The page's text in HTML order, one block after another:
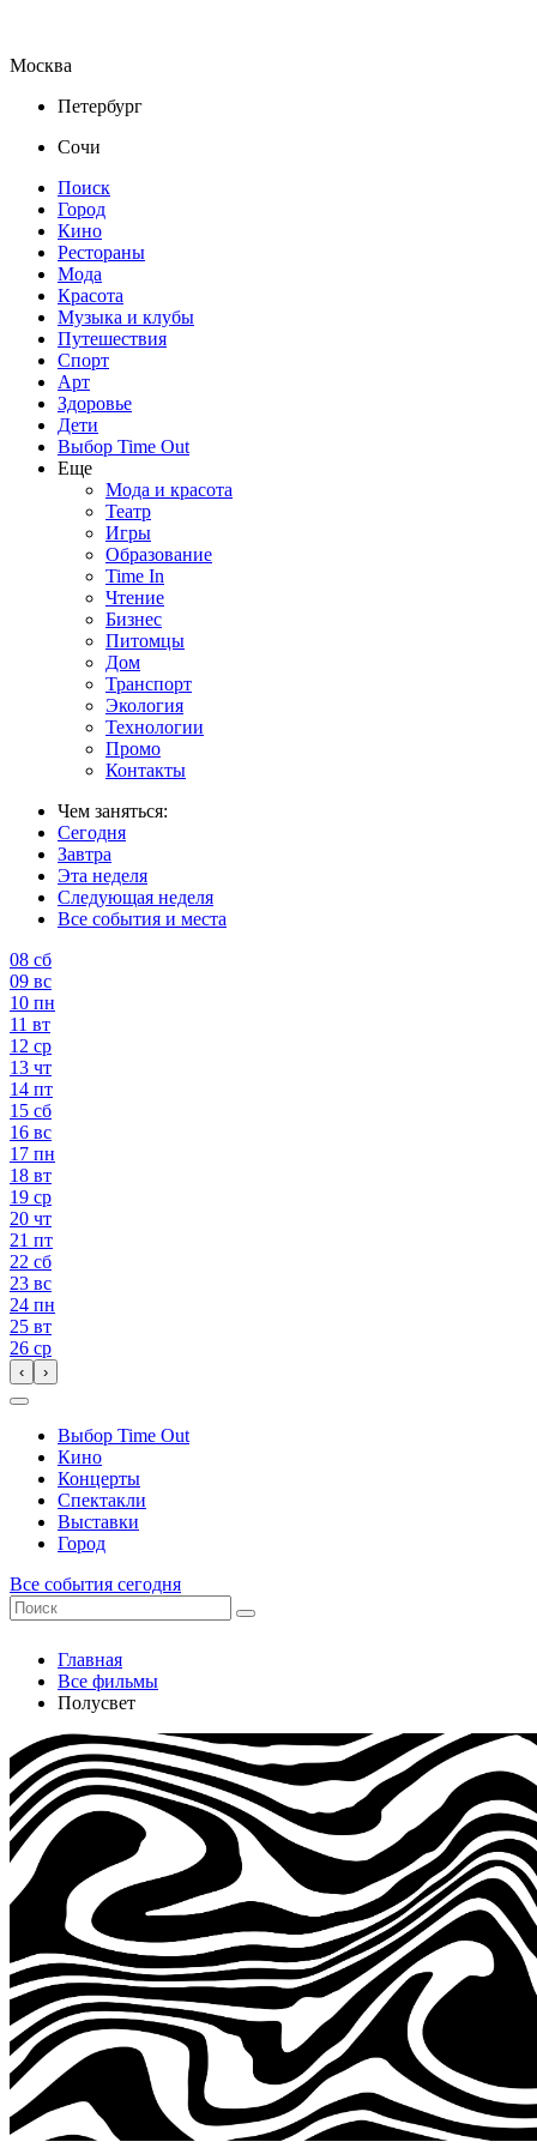
Москва
Петербург
Сочи
Поиск
Город
Кино
Рестораны
Мода
Красота
Музыка и клубы
Путешествия
Спорт
Арт
Здоровье
Дети
Выбор Time Out
Еще
Мода и красота
Театр
Игры
Образование
Time In
Чтение
Бизнес
Питомцы
Дом
Транспорт
Экология
Технологии
Промо
Контакты
Чем заняться:
Сегодня
Завтра
Эта неделя
Следующая неделя
Все события и места
08 сб
09 вс
10 пн
11 вт
12 ср
13 чт
14 пт
15 сб
16 вс
17 пн
18 вт
19 ср
20 чт
21 пт
22 сб
23 вс
24 пн
25 вт
26 ср
‹ ›
Выбор Time Out
Кино
Концерты
Спектакли
Выставки
Город
Все события сегодня
Главная
Все фильмы
Полусвет